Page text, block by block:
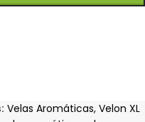
Velas Aromáticas, Velon XL